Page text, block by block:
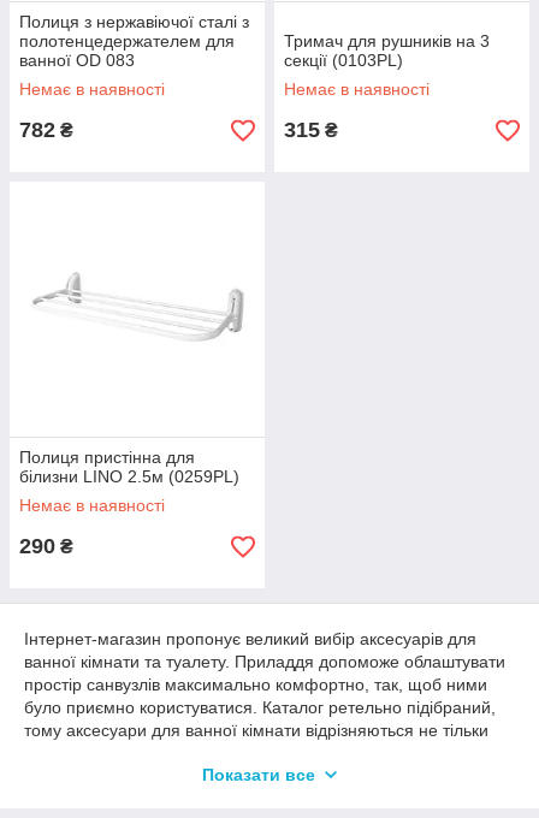
Полиця з нержавіючої сталі з
полотенцедержателем для
ванної OD 083
Немає в наявності
782 ₴
Тримач для рушників на 3
секції (0103PL)
Немає в наявності
315 ₴
Полиця пристінна для
білизни LINO 2.5м (0259PL)
Немає в наявності
290 ₴
Інтернет-магазин пропонує великий вибір аксесуарів для
ванної кімнати та туалету. Приладдя допоможе облаштувати
простір санвузлів максимально комфортно, так, щоб ними
було приємно користуватися. Каталог ретельно підібраний,
тому аксесуари для ванної кімнати відрізняються не тільки
іншими гідними експлуатаційними характеристиками.
Показати все